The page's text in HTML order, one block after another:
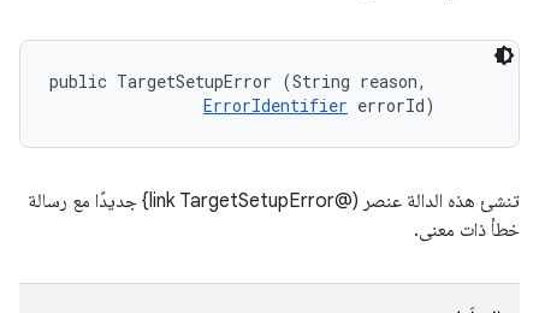
public TargetSetupError (String reason,
ErrorIdentifier errorId)
تنشئ هذه الدالة عنصر (@link TargetSetupError} جديدًا مع رسالة
خطأ ذات معنى.